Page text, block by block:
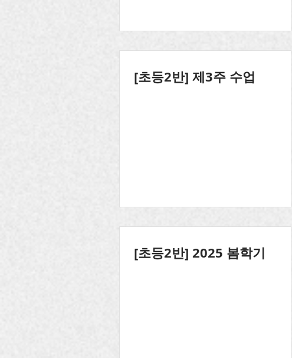
[초등2반] 제3주 수업
[초등2반] 2025 봄학기